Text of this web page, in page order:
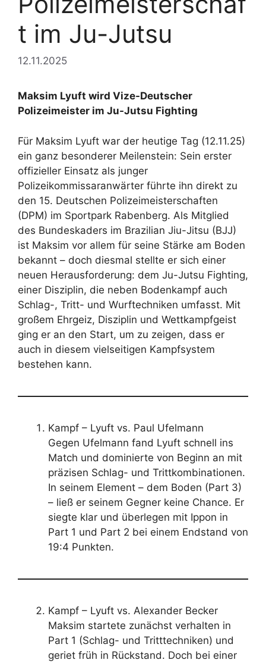
t im Ju-Jutsu
12.11.2025
Maksim Lyuft wird Vize-Deutscher
Polizeimeister im Ju-Jutsu Fighting
Für Maksim Lyuft war der heutige Tag (12.11.25)
ein ganz besonderer Meilenstein: Sein erster
offizieller Einsatz als junger
Polizeikommissaranwärter führte ihn direkt zu
den 15. Deutschen Polizeimeisterschaften
(DPM) im Sportpark Rabenberg. Als Mitglied
des Bundeskaders im Brazilian Jiu-Jitsu (BJJ)
ist Maksim vor allem für seine Stärke am Boden
bekannt – doch diesmal stellte er sich einer
neuen Herausforderung: dem Ju-Jutsu Fighting,
einer Disziplin, die neben Bodenkampf auch
Schlag-, Tritt- und Wurftechniken umfasst. Mit
großem Ehrgeiz, Disziplin und Wettkampfgeist
ging er an den Start, um zu zeigen, dass er
auch in diesem vielseitigen Kampfsystem
bestehen kann.
Kampf – Lyuft vs. Paul Ufelmann
Gegen Ufelmann fand Lyuft schnell ins
Match und dominierte von Beginn an mit
präzisen Schlag- und Trittkombinationen.
In seinem Element – dem Boden (Part 3)
– ließ er seinem Gegner keine Chance. Er
siegte klar und überlegen mit Ippon in
Part 1 und Part 2 bei einem Endstand von
19:4 Punkten.
Kampf – Lyuft vs. Alexander Becker
Maksim startete zunächst verhalten in
Part 1 (Schlag- und Tritttechniken) und
geriet früh in Rückstand. Doch bei einer